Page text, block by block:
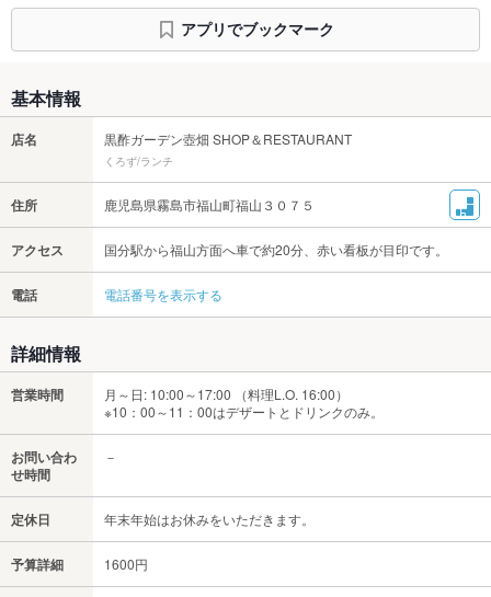
アプリでブックマーク
基本情報
店名 黒酢ガーデン壺畑 SHOP＆RESTAURANT
くろず/ランチ
住所 鹿児島県霧島市福山町福山３０７５
アクセス 国分駅から福山方面へ車で約20分、赤い看板が目印です。
電話 電話番号を表示する
詳細情報
営業時間
月～日: 10:00～17:00 （料理L.O. 16:00）
※10：00～11：00はデザートとドリンクのみ。
お問い合わ
せ時間
－
定休日 年末年始はお休みをいただきます。
予算詳細 1600円